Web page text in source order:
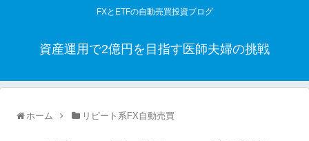
FXとETFの自動売買投資ブログ
資産運用で2億円を目指す医師夫婦の挑戦
ホーム リピート系FX自動売買